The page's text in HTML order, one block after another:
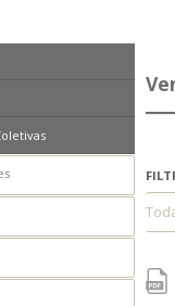
por índices: